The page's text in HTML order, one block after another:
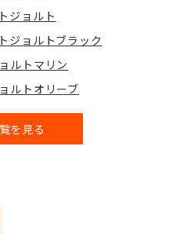
ジョルト
ジョルトブラック
ルトマリン
ルトオリーブ
を見る